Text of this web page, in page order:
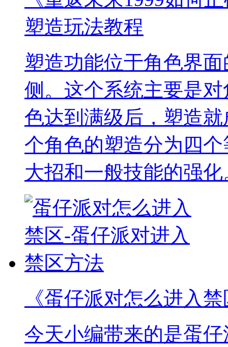
塑造玩法教程
塑造功能位于角色界
侧。这个系统主要是
色达到满级后，塑造
个角色的塑造分为四
大招和一般技能的强化
《蛋仔派对怎么进入
今天小编带来的是蛋